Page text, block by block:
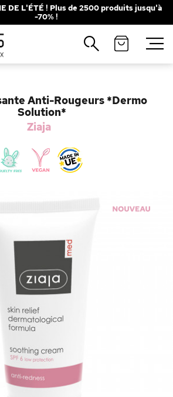
DE L'ÉTÉ ! Plus de 2500 produits jusqu'à
-70% !
Anti-Rougeurs *Dermo
Solution*
Ziaja
Fermer
populaires